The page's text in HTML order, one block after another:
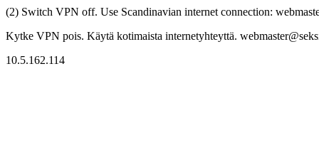
(2) Switch VPN off. Use Scandinavian internet connection:
Kytke VPN pois. Käytä kotimaista internetyhteyttä.
10.5.162.114